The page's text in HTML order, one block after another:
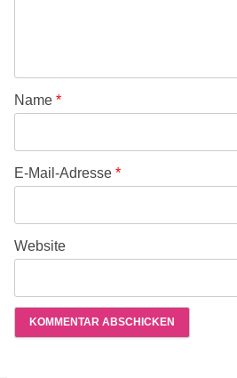
Name *
E-Mail-Adresse *
Website